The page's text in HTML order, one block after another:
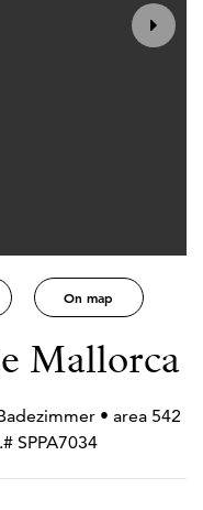
On map
Mallorca
• area 542
SPPA7034